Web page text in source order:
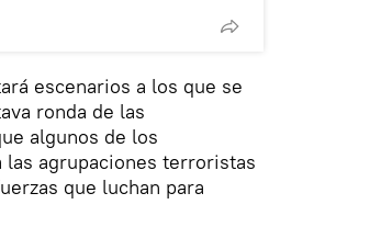
escenarios a los que se
ronda de las
algunos de los
agrupaciones terroristas
que luchan para